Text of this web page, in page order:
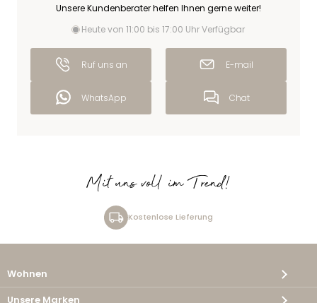
Unsere Kundenberater helfen Ihnen gerne weiter!
Heute von 11:00 bis 17:00 Uhr Verfügbar
Ruf uns an E-mail
WhatsApp Chat
Mit uns voll im Trend!
Kostenlose Lieferung
Wohnen
Unsere Marken